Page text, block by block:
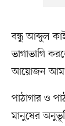
বন্ধু আব্দুল
ভাগাভাগি
আয়োজন
পাঠাগার ও
মানুষের